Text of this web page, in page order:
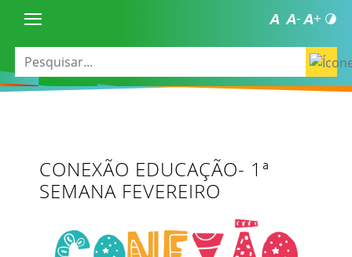
CONEXÃO EDUCAÇÃO- 1ª
SEMANA FEVEREIRO